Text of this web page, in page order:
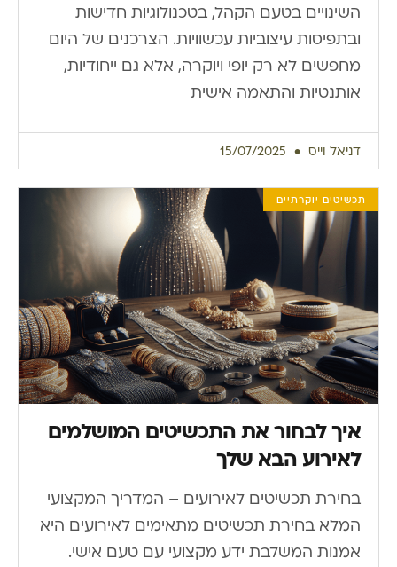
השינויים בטעם הקהל, בטכנולוגיות חדישות
ובתפיסות עיצוביות עכשוויות. הצרכנים של היום
מחפשים לא רק יופי ויוקרה, אלא גם ייחודיות,
אותנטיות והתאמה אישית
דניאל וייס
תכשיטים יוקרתיים
איך לבחור את התכשיטים המושלמים
לאירוע הבא שלך
בחירת תכשיטים לאירועים – המדריך המקצועי
המלא בחירת תכשיטים מתאימים לאירועים היא
אמנות המשלבת ידע מקצועי עם טעם אישי.